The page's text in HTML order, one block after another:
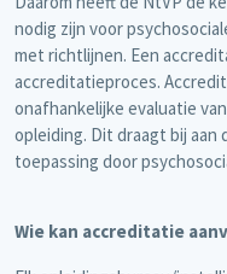
nodig zijn voor
met richtlijnen. Een
accreditatieproces.
onafhankelijke evaluatie
opleiding. Dit draagt bij
toepassing door
Wie kan accreditatie